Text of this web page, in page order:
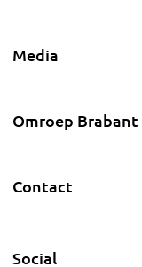
Media
Omroep Brabant
Contact
Social